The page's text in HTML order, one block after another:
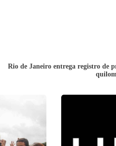
Rio de Janeiro entrega registro de